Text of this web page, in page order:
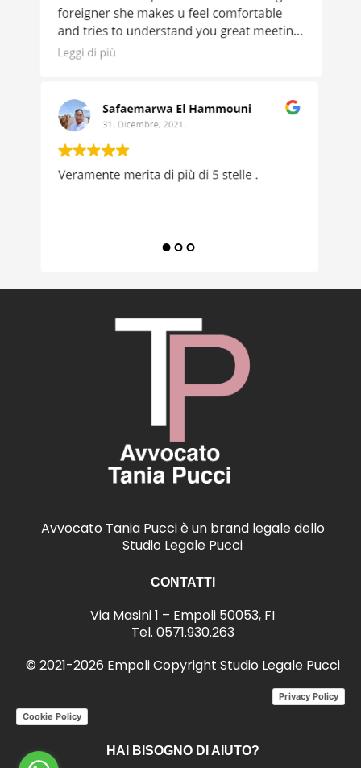
Avvocato Tania Pucci è un brand legale dello
Studio Legale Pucci
CONTATTI
Via Masini 1 – Empoli 50053, FI
Tel. 0571.930.263
© 2021-2026 Empoli Copyright Studio Legale Pucci
Privacy Policy
Cookie Policy
HAI BISOGNO DI AIUTO?